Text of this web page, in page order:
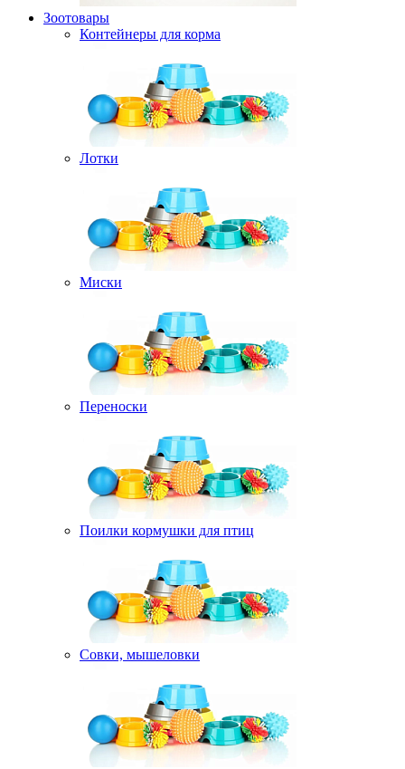
Зоотовары
Контейнеры для корма
Лотки
Миски
Переноски
Поилки кормушки для птиц
Совки, мышеловки